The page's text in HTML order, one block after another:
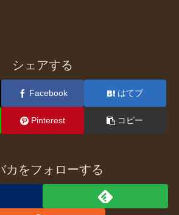
シェアする
Facebook はてブ
Pinterest コピー
カをフォローする